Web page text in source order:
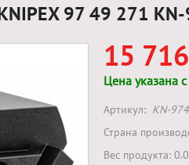
97 49 271
15
Цена указана
Артикул: KN-
Страна
Вес продукта: